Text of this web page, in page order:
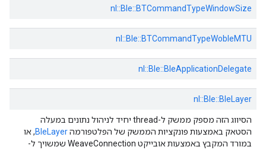
nl::Ble::BTCommandTypeWindowSize
nl::Ble::BTCommandTypeWobleMTU
nl::Ble::BleApplicationDelegate
nl::Ble::BleLayer
הסיווג הזה מספק ממשק ל-thread יחיד לניהול נתונים במעלה
הסטאק באמצעות פונקציות הממשק של הפלטפורמהBleLayer, או
במורד המקבץ באמצעות אובייקט WeaveConnection שמשויך ל-